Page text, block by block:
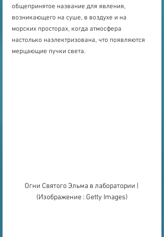
общепринятое название для явления,
возникающего на суше, в воздухе и на
морских просторах, когда атмосфера
настолько наэлектризована, что появляются
мерцающие пучки света.
Огни Святого Эльма в лаборатории |
(Изображение : Getty Images)